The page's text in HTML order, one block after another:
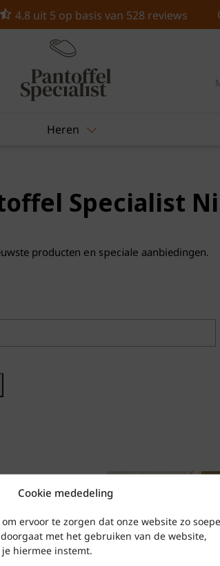
Cookie mededeling
ervoor te zorgen dat onze website zo
met het gebruiken van de website,
hiermee instemt.
4.8 uit 5 op basis van 528 reviews
Heren
Specialist
producten en speciale aanbiedingen.